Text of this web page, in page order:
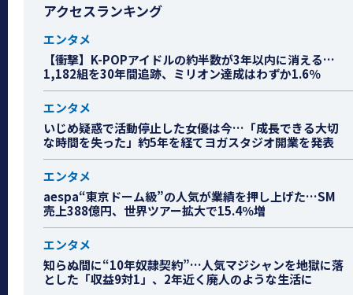
アクセスランキング
エンタメ
【衝撃】K-POPアイドルの約半数が3年以内に消える…
1,182組を30年間追跡、ミリオン達成はわずか1.6％
エンタメ
いじめ疑惑で活動停止した女優は今…「成長できる大切
な時間を失った」約5年を経てヨガスタジオ開業を発表
エンタメ
aespa“東京ドーム級”の人気が業績を押し上げた…SM
売上388億円、世界ツアー拡大で15.4％増
エンタメ
知らぬ間に“10年奴隷契約”…人気マジシャンを地獄に落
とした「収益9対1」、2年近く廃人のような生活に